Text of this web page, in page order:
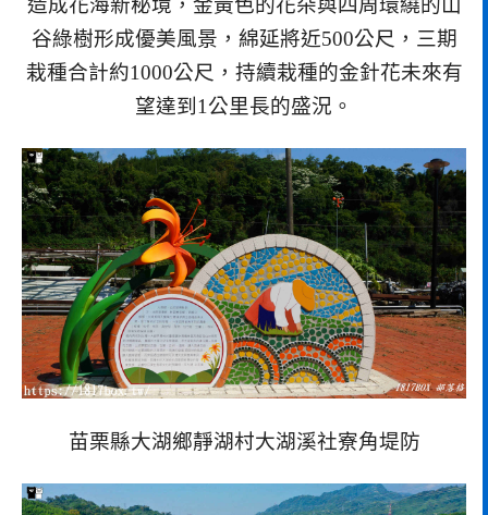
谷綠樹形成優美風景，綿延將近500公尺，三期
栽種合計約1000公尺，持續栽種的金針花未來有
望達到1公里長的盛況。
苗栗縣大湖鄉靜湖村大湖溪社寮角堤防